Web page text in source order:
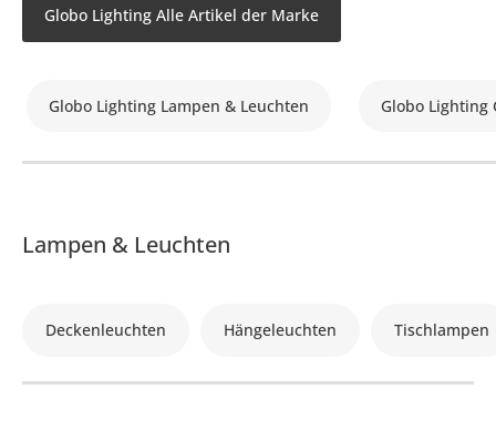
Globo Lighting Alle Artikel der Marke
Globo Lighting Lampen & Leuchten Globo Lighting
Lampen & Leuchten
Deckenleuchten Hängeleuchten Tischlampen